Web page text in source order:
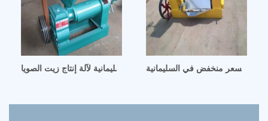
تكلفة الاستثمار في السليمانية لآلة إنتاج زيت الصويابسعر منخفض في السليمانية